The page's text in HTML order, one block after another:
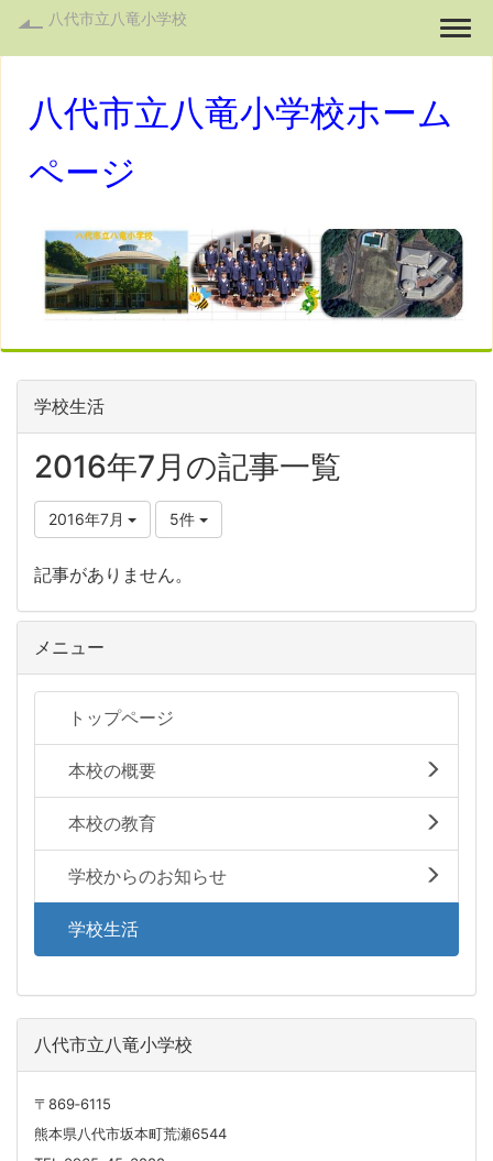
八代市立八竜小学校
八代市立八竜小学校ホーム
ページ
学校生活
2016年7月の記事一覧
2016年7月 5件
記事がありません。
メニュー
トップページ
本校の概要
本校の教育
学校からのお知らせ
学校生活
八代市立八竜小学校
〒869‐6115
熊本県八代市坂本町荒瀬6544